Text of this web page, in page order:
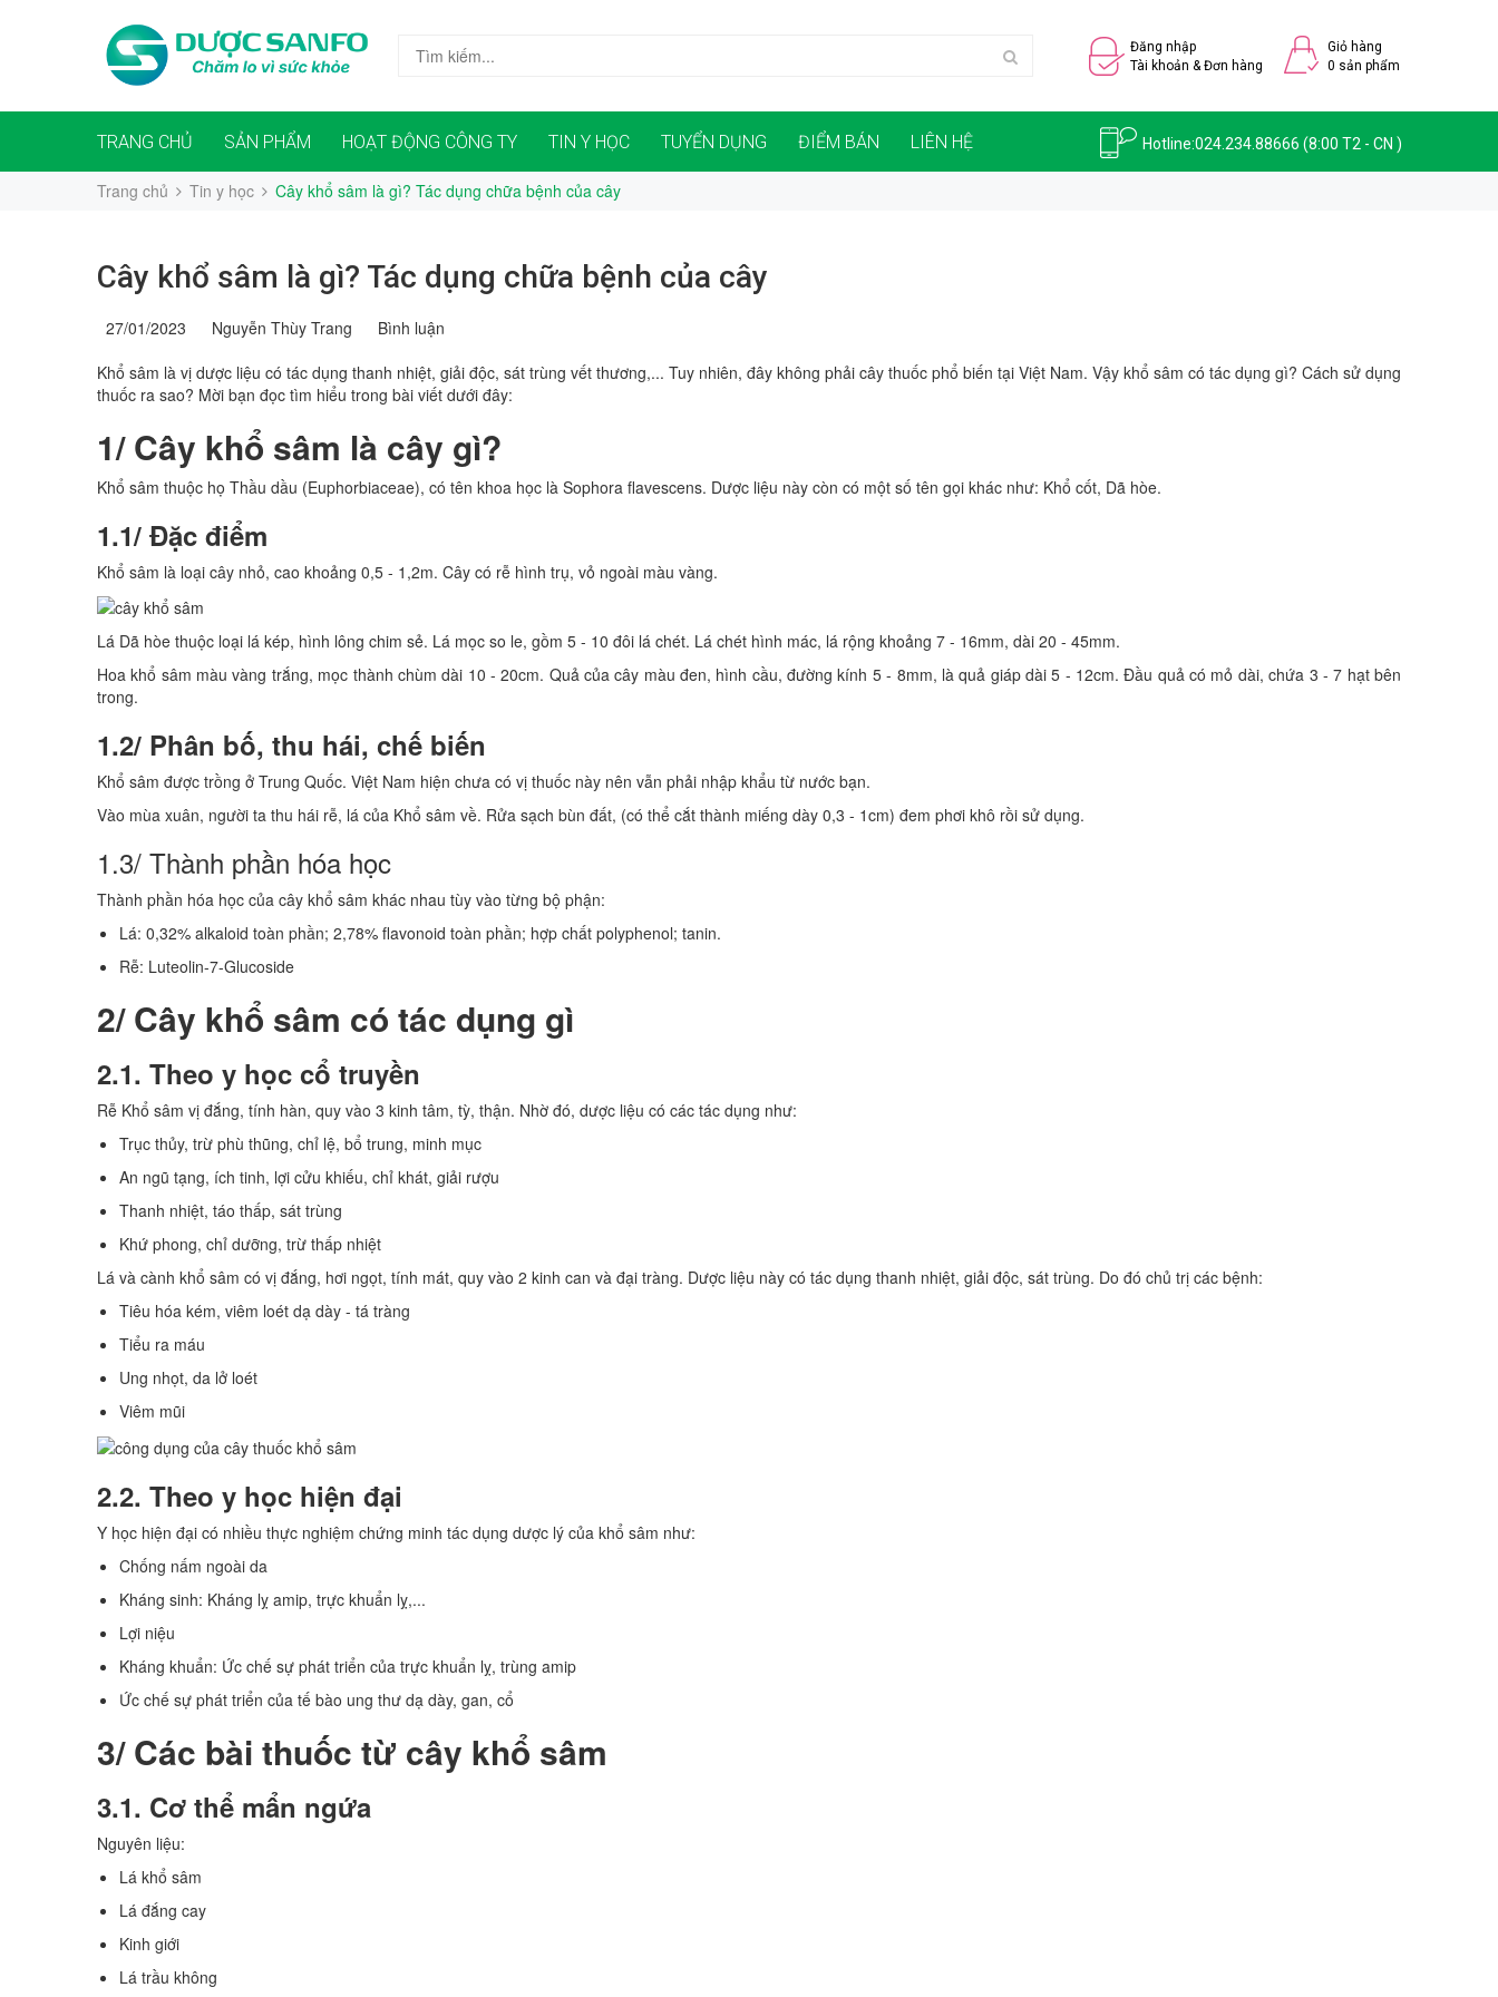
Đăng nhập
Tài khoản & Đơn hàng
Giỏ hàng
0 sản phẩm
TRANG CHỦ SẢN PHẨM HOẠT ĐỘNG CÔNG TY TIN Y HỌC TUYỂN DỤNG ĐIỂM BÁN LIÊN HỆ Hotline:024.234.88666 (8:00 T2 - CN )
Trang chủ Tin y học Cây khổ sâm là gì? Tác dụng chữa bệnh của cây
Cây khổ sâm là gì? Tác dụng chữa bệnh của cây
27/01/2023 Nguyễn Thùy Trang
Bình luận
Khổ sâm là vị dược liệu có tác dụng thanh nhiệt, giải độc, sát trùng vết thương,... Tuy nhiên, đây không phải cây thuốc phổ biến tại Việt Nam. Vậy khổ sâm có tác dụng gì? Cách sử dụng
thuốc ra sao? Mời bạn đọc tìm hiểu trong bài viết dưới đây:
1/ Cây khổ sâm là cây gì?
Khổ sâm thuộc họ Thầu dầu (Euphorbiaceae), có tên khoa học là Sophora flavescens. Dược liệu này còn có một số tên gọi khác như: Khổ cốt, Dã hòe.
1.1/ Đặc điểm
Khổ sâm là loại cây nhỏ, cao khoảng 0,5 - 1,2m. Cây có rễ hình trụ, vỏ ngoài màu vàng.
Lá Dã hòe thuộc loại lá kép, hình lông chim sẻ. Lá mọc so le, gồm 5 - 10 đôi lá chét. Lá chét hình mác, lá rộng khoảng 7 - 16mm, dài 20 - 45mm.
Hoa khổ sâm màu vàng trắng, mọc thành chùm dài 10 - 20cm. Quả của cây màu đen, hình cầu, đường kính 5 - 8mm, là quả giáp dài 5 - 12cm. Đầu quả có mỏ dài, chứa 3 - 7 hạt bên
trong.
1.2/ Phân bố, thu hái, chế biến
Khổ sâm được trồng ở Trung Quốc. Việt Nam hiện chưa có vị thuốc này nên vẫn phải nhập khẩu từ nước bạn.
Vào mùa xuân, người ta thu hái rễ, lá của Khổ sâm về. Rửa sạch bùn đất, (có thể cắt thành miếng dày 0,3 - 1cm) đem phơi khô rồi sử dụng.
1.3/ Thành phần hóa học
Thành phần hóa học của cây khổ sâm khác nhau tùy vào từng bộ phận:
Lá: 0,32% alkaloid toàn phần; 2,78% flavonoid toàn phần; hợp chất polyphenol; tanin.
Rễ: Luteolin-7-Glucoside
2/ Cây khổ sâm có tác dụng gì
2.1. Theo y học cổ truyền
Rễ Khổ sâm vị đắng, tính hàn, quy vào 3 kinh tâm, tỳ, thận. Nhờ đó, dược liệu có các tác dụng như:
Trục thủy, trừ phù thũng, chỉ lệ, bổ trung, minh mục
An ngũ tạng, ích tinh, lợi cửu khiếu, chỉ khát, giải rượu
Thanh nhiệt, táo thấp, sát trùng
Khứ phong, chỉ dưỡng, trừ thấp nhiệt
Lá và cành khổ sâm có vị đắng, hơi ngọt, tính mát, quy vào 2 kinh can và đại tràng. Dược liệu này có tác dụng thanh nhiệt, giải độc, sát trùng. Do đó chủ trị các bệnh:
Tiêu hóa kém, viêm loét dạ dày - tá tràng
Tiểu ra máu
Ung nhọt, da lở loét
Viêm mũi
2.2. Theo y học hiện đại
Y học hiện đại có nhiều thực nghiệm chứng minh tác dụng dược lý của khổ sâm như:
Chống nấm ngoài da
Kháng sinh: Kháng lỵ amip, trực khuẩn lỵ,...
Lợi niệu
Kháng khuẩn: Ức chế sự phát triển của trực khuẩn lỵ, trùng amip
Ức chế sự phát triển của tế bào ung thư dạ dày, gan, cổ
3/ Các bài thuốc từ cây khổ sâm
3.1. Cơ thể mẩn ngứa
Nguyên liệu:
Lá khổ sâm
Lá đắng cay
Kinh giới
Lá trầu không